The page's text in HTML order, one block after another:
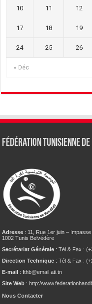
« Déc
10 11 12
17 18 19
24 25 26
Fédération tunisienne
Adresse : 11, Rue 1er juin –
1002 Tunis Belvédère
Secrétariat Générale : Tél & Fax :
Direction Technique : Tél & Fax :
E-mail : fthb@email.ati.tn
Site Web : http://
Nous Contacter